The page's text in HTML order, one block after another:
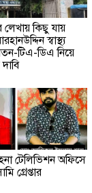
লেখায় কিছু যায়
স্বাস্থ্য
টিএ-ডিএ নিয়ে
টেলিভিশন অফিসে
গ্রেপ্তার